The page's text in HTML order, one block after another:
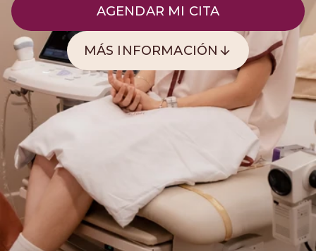
AGENDAR MI CITA
MÁS INFORMACIÓN